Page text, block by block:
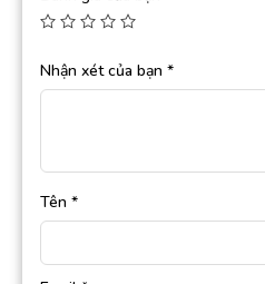
Nhận xét của bạn *
Tên *